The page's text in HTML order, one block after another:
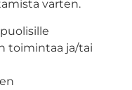
varten.
toimintaa ja/tai